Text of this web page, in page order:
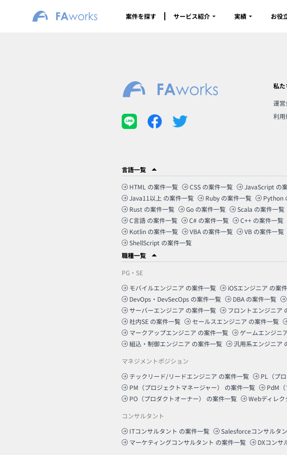
案件を探す サービス紹介 実績 お役
私た
運営
利用
言語一覧
HTML の案件一覧 CSS の案件一覧 JavaScript の
Java11以上 の案件一覧 Ruby の案件一覧 Python
Rust の案件一覧 Go の案件一覧 Scala の案件一覧
C言語 の案件一覧 C# の案件一覧 C++ の案件一覧
Kotlin の案件一覧 VBA の案件一覧 VB の案件一覧
ShellScript の案件一覧
職種一覧
PG・SE
モバイルエンジニア の案件一覧 iOSエンジニア の案
DevOps・DevSecOps の案件一覧 DBA の案件一覧
サーバーエンジニア の案件一覧 フロントエンジニア
社内SE の案件一覧 セールスエンジニア の案件一覧
マークアップエンジニア の案件一覧 ゲームエンジニ
組込・制御エンジニア の案件一覧 汎用系エンジニア
マネジメントポジション
テックリード/リードエンジニア の案件一覧 PL（プ
PM（プロジェクトマネージャー）
の案件一覧 PdM（
PO（プロダクトオーナー）
の案件一覧 Webディレク
コンサルタント
ITコンサルタント の案件一覧 Salesforceコンサルタ
マーケティングコンサルタント の案件一覧 DXコンサ